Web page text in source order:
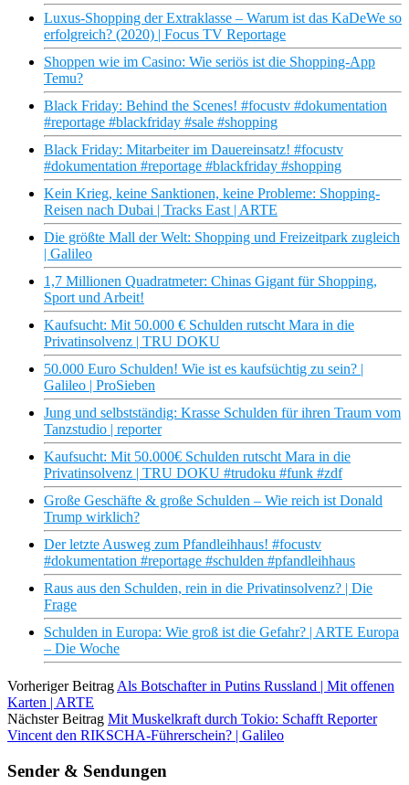
Luxus-Shopping der Extraklasse – Warum ist das KaDeWe so
erfolgreich? (2020) | Focus TV Reportage
Shoppen wie im Casino: Wie seriös ist die Shopping-App
Temu?
Black Friday: Behind the Scenes! #focustv #dokumentation
#reportage #blackfriday #sale #shopping
Black Friday: Mitarbeiter im Dauereinsatz! #focustv
#dokumentation #reportage #blackfriday #shopping
Kein Krieg, keine Sanktionen, keine Probleme: Shopping-
Reisen nach Dubai | Tracks East | ARTE
Die größte Mall der Welt: Shopping und Freizeitpark zugleich
| Galileo
1,7 Millionen Quadratmeter: Chinas Gigant für Shopping,
Sport und Arbeit!
Kaufsucht: Mit 50.000 € Schulden rutscht Mara in die
Privatinsolvenz | TRU DOKU
50.000 Euro Schulden! Wie ist es kaufsüchtig zu sein? |
Galileo | ProSieben
Jung und selbstständig: Krasse Schulden für ihren Traum vom
Tanzstudio | reporter
Kaufsucht: Mit 50.000€ Schulden rutscht Mara in die
Privatinsolvenz | TRU DOKU #trudoku #funk #zdf
Große Geschäfte & große Schulden – Wie reich ist Donald
Trump wirklich?
Der letzte Ausweg zum Pfandleihhaus! #focustv
#dokumentation #reportage #schulden #pfandleihhaus
Raus aus den Schulden, rein in die Privatinsolvenz? | Die
Frage
Schulden in Europa: Wie groß ist die Gefahr? | ARTE Europa
– Die Woche
Vorheriger Beitrag Als Botschafter in Putins Russland | Mit offenen
Karten | ARTE
Nächster Beitrag Mit Muskelkraft durch Tokio: Schafft Reporter
Vincent den RIKSCHA-Führerschein? | Galileo
Sender & Sendungen